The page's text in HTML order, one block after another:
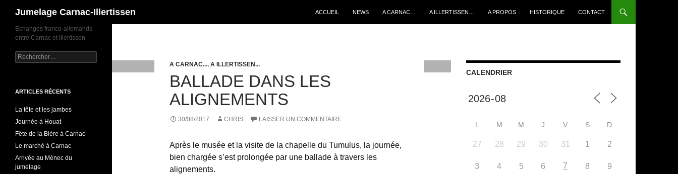
Jumelage Carnac-Illertissen
ACCUEIL
NEWS A CARNAC… A ILLERTISSEN… A PROPOS HISTORIQUE CONTACT
A CARNAC..., A ILLERTISSEN...
BALLADE DANS LES
ALIGNEMENTS
30/08/2017 CHRIS LAISSER UN COMMENTAIRE
Après le musée et la visite de la chapelle du Tumulus, la journée,
bien chargée s’est prolongée par une ballade à travers les
alignements.
CALENDRIER
L M M J V S D
27 28 29 30 31 1 2
3 4 5 6 7 8 9
Echanges franco-allemands
entre Carnac et Illertissen
Rechercher :
ARTICLES RÉCENTS
La tête et les jambes
Journée à Houat
Fête de la Bière à Carnac
Le marché à Carnac
Arrivée au Ménec du
jumelage